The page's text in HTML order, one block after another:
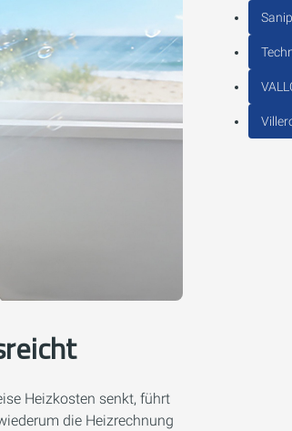
Heizkosten senkt, führt
die Heizrechnung